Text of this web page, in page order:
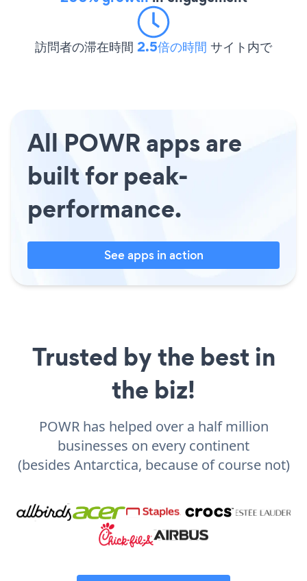
訪問者の滞在時間 2.5倍の時間 サイト内で
All POWR apps are
built for peak-
performance.
See apps in action
Trusted by the best in
the biz!
POWR has helped over a half million
businesses on every continent
(besides Antarctica, because of course not)